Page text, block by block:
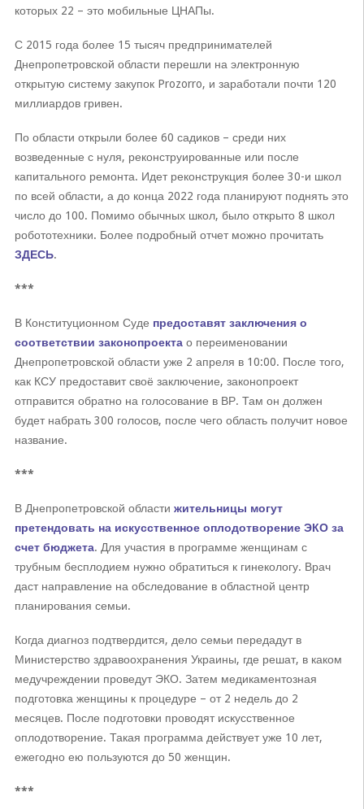
которых 22 – это мобильные ЦНАПы.
С 2015 года более 15 тысяч предпринимателей
Днепропетровской области перешли на электронную
открытую систему закупок Prozorro, и заработали почти 120
миллиардов гривен.
По области открыли более 60 садиков – среди них
возведенные с нуля, реконструированные или после
капитального ремонта. Идет реконструкция более 30-и школ
по всей области, а до конца 2022 года планируют поднять это
число до 100. Помимо обычных школ, было открыто 8 школ
робототехники. Более подробный отчет можно прочитать
ЗДЕСЬ.
***
В Конституционном Суде предоставят заключения о
соответствии законопроектао переименовании
Днепропетровской области уже 2 апреля в 10:00. После того,
как КСУ предоставит своё заключение, законопроект
отправится обратно на голосование в ВР. Там он должен
будет набрать 300 голосов, после чего область получит новое
название.
***
В Днепропетровской области жительницы могут
претендовать на искусственное оплодотворение ЭКО за
счет бюджета. Для участия в программе женщинам с
трубным бесплодием нужно обратиться к гинекологу. Врач
даст направление на обследование в областной центр
планирования семьи.
Когда диагноз подтвердится, дело семьи передадут в
Министерство здравоохранения Украины, где решат, в каком
медучреждении проведут ЭКО. Затем медикаментозная
подготовка женщины к процедуре – от 2 недель до 2
месяцев. После подготовки проводят искусственное
оплодотворение. Такая программа действует уже 10 лет,
ежегодно ею пользуются до 50 женщин.
***